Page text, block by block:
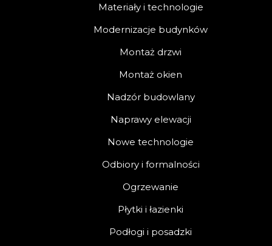
Materiały i technologie
Modernizacje budynków
Montaż drzwi
Montaż okien
Nadzór budowlany
Naprawy elewacji
Nowe technologie
Odbiory i formalności
Ogrzewanie
Płytki i łazienki
Podłogi i posadzki